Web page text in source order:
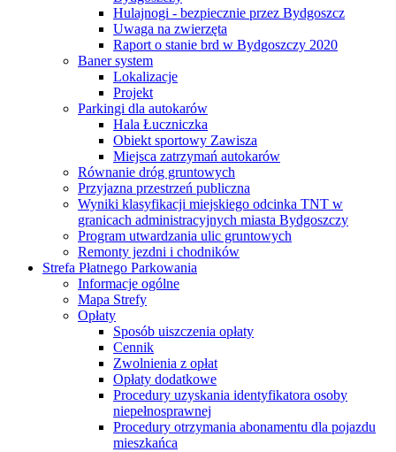
Hulajnogi - bezpiecznie przez Bydgoszcz
Uwaga na zwierzęta
Raport o stanie brd w Bydgoszczy 2020
Baner system
Lokalizacje
Projekt
Parkingi dla autokarów
Hala Łuczniczka
Obiekt sportowy Zawisza
Miejsca zatrzymań autokarów
Równanie dróg gruntowych
Przyjazna przestrzeń publiczna
Wyniki klasyfikacji miejskiego odcinka TNT w
granicach administracyjnych miasta Bydgoszczy
Program utwardzania ulic gruntowych
Remonty jezdni i chodników
Strefa Płatnego Parkowania
Informacje ogólne
Mapa Strefy
Opłaty
Sposób uiszczenia opłaty
Cennik
Zwolnienia z opłat
Opłaty dodatkowe
Procedury uzyskania identyfikatora osoby
niepełnosprawnej
Procedury otrzymania abonamentu dla pojazdu
mieszkańca